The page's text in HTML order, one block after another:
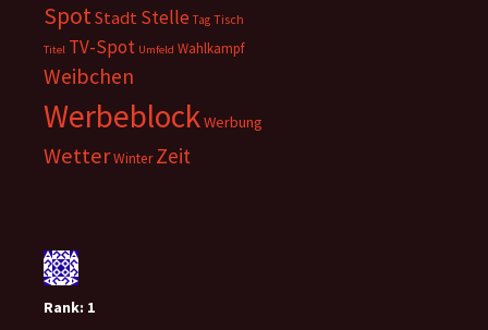
SpotStadt Stelle Tag Tisch
Titel TV-Spot Umfeld Wahlkampf
Weibchen
WerbeblockWerbung
WetterWinter Zeit
Rank: 1